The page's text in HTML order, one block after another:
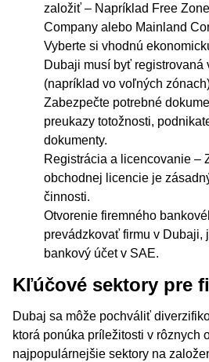
založiť – Napríklad Free
Company alebo Mainland
Vyberte si vhodnú
Dubaji musí byť registrovaná
(napríklad vo voľných
Zabezpečte potrebné
preukazy totožnosti,
dokumenty.
Registrácia a licencovanie –
obchodnej licencie je
činnosti.
Otvorenie firemného
prevádzkovať firmu v Dubaji,
bankový účet v SAE.
Kľúčové sektory pre
Dubaj sa môže pochváliť
ktorá ponúka príležitosti v rôznych
najpopulárnejšie sektory na